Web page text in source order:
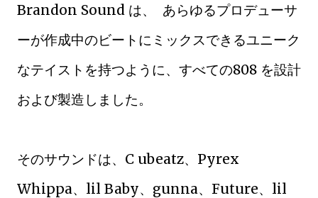
Brandon Sound は、 あらゆるプロデューサ
ーが作成中のビートにミックスできるユニーク
なテイストを持つように、すべての808 を設計
および製造しました。
そのサウンドは、C ubeatz、Pyrex
Whippa、lil Baby、gunna、Future、lil